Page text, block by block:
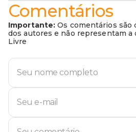
Comentários
Importante: Os comentários são
dos autores e não representam a
Livre